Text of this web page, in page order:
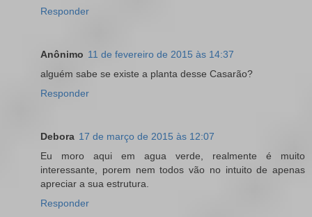
Responder
Anônimo 11 de fevereiro de 2015 às 14:37
alguém sabe se existe a planta desse Casarão?
Responder
Debora 17 de março de 2015 às 12:07
Eu moro aqui em agua verde, realmente é muito
interessante, porem nem todos vão no intuito de apenas
apreciar a sua estrutura.
Responder